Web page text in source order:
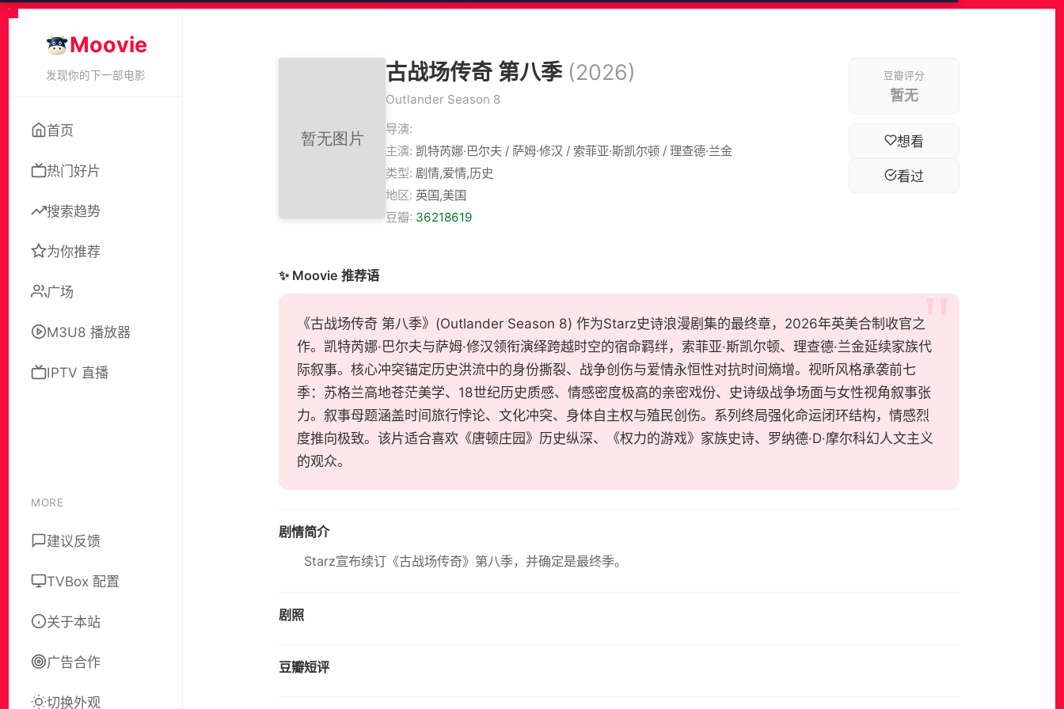
Moovie
发现你的下一部电影
首页
热门好片
搜索趋势
为你推荐
广场
M3U8 播放器
IPTV 直播
MORE
建议反馈
TVBox 配置
关于本站
广告合作
切换外观
古战场传奇 第八季 (2026)
Outlander Season 8
导演:
主演: 凯特芮娜·巴尔夫 / 萨姆·修汉 / 索菲亚·斯凯尔顿 / 理查德·兰金
类型: 剧情,爱情,历史
地区: 英国,美国
豆瓣: 36218619
豆瓣评分
暂无
想看
看过
✨ Moovie 推荐语
《古战场传奇 第八季》(Outlander Season 8) 作为Starz史诗浪漫剧集的最终章，2026年英美合制收官之
作。凯特芮娜·巴尔夫与萨姆·修汉领衔演绎跨越时空的宿命羁绊，索菲亚·斯凯尔顿、理查德·兰金延续家族代
际叙事。核心冲突锚定历史洪流中的身份撕裂、战争创伤与爱情永恒性对抗时间熵增。视听风格承袭前七
季：苏格兰高地苍茫美学、18世纪历史质感、情感密度极高的亲密戏份、史诗级战争场面与女性视角叙事张
力。叙事母题涵盖时间旅行悖论、文化冲突、身体自主权与殖民创伤。系列终局强化命运闭环结构，情感烈
度推向极致。该片适合喜欢《唐顿庄园》历史纵深、《权力的游戏》家族史诗、罗纳德·D·摩尔科幻人文主义
的观众。
剧情简介
Starz宣布续订《古战场传奇》第八季，并确定是最终季。
剧照
豆瓣短评